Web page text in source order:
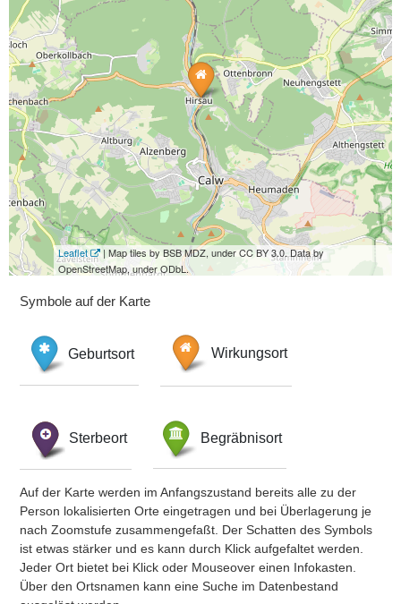
Leaflet
| Map tiles by BSB MDZ, under CC BY 3.0. Data by
OpenStreetMap, under ODbL.
Symbole auf der Karte
Geburtsort Wirkungsort
Sterbeort Begräbnisort
Auf der Karte werden im Anfangszustand bereits alle zu der
Person lokalisierten Orte eingetragen und bei Überlagerung je
nach Zoomstufe zusammengefaßt. Der Schatten des Symbols
ist etwas stärker und es kann durch Klick aufgefaltet werden.
Jeder Ort bietet bei Klick oder Mouseover einen Infokasten.
Über den Ortsnamen kann eine Suche im Datenbestand